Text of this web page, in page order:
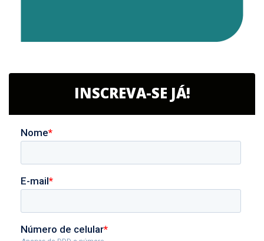
INSCREVA-SE JÁ!